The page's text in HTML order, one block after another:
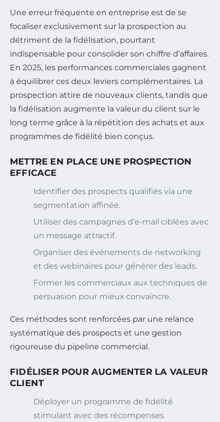
Une erreur fréquente en entreprise est de se
focaliser exclusivement sur la prospection au
détriment de la fidélisation, pourtant
indispensable pour consolider son chiffre d’affaires.
En 2025, les performances commerciales gagnent
à équilibrer ces deux leviers complémentaires. La
prospection attire de nouveaux clients, tandis que
la fidélisation augmente la valeur du client sur le
long terme grâce à la répétition des achats et aux
programmes de fidélité bien conçus.
METTRE EN PLACE UNE PROSPECTION
EFFICACE
Identifier des prospects qualifiés via une
segmentation affinée.
Utiliser des campagnes d’e-mail ciblées avec
un message attractif.
Organiser des événements de networking
et des webinaires pour générer des leads.
Former les commerciaux aux techniques de
persuasion pour mieux convaincre.
Ces méthodes sont renforcées par une relance
systématique des prospects et une gestion
rigoureuse du pipeline commercial.
FIDÉLISER POUR AUGMENTER LA VALEUR
CLIENT
Déployer un programme de fidélité
stimulant avec des récompenses